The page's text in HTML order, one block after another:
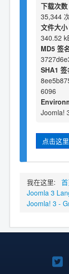
下载次数
35,344
文件大小
340.52
MD5 签
SHA1 签
6096
Joomla!
点击这
我在这里:
Joomla 3
Joomla! 3 -